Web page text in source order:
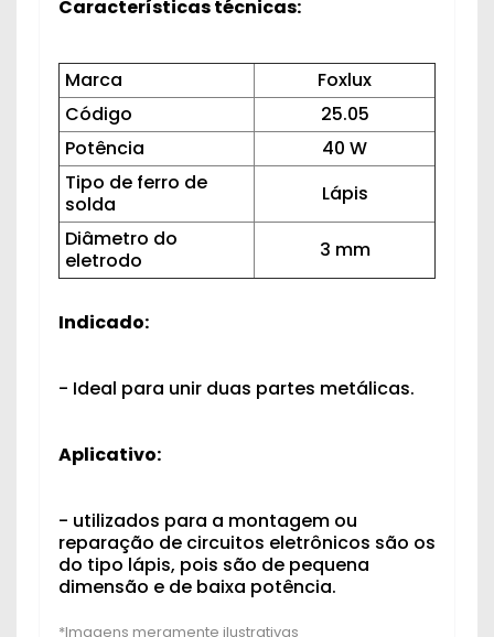
Características técnicas:
Marca
Foxlux
Código
25.05
Potência
40 W
Tipo de ferro de
solda
Lápis
Diâmetro do
eletrodo
3 mm
Indicado:
- Ideal para unir duas partes metálicas.
Aplicativo:
- utilizados para a montagem ou
reparação de circuitos eletrônicos são os
do tipo lápis, pois são de pequena
dimensão e de baixa potência.